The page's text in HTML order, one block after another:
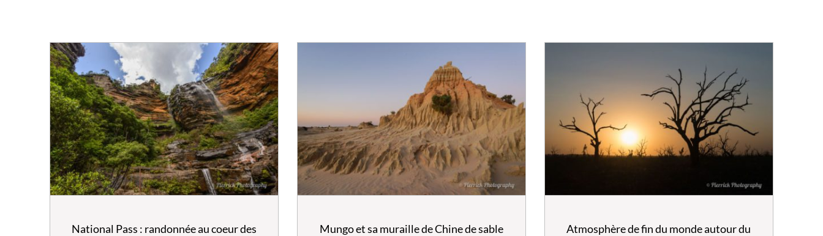
National Pass : randonnée au coeur des
Mungo et sa muraille de Chine de sable
Atmosphère de fin du monde autour du